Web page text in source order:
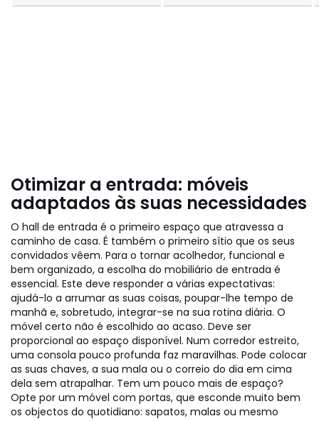
Otimizar a entrada: móveis
adaptados às suas necessidades
O hall de entrada é o primeiro espaço que atravessa a
caminho de casa. É também o primeiro sítio que os seus
convidados vêem. Para o tornar acolhedor, funcional e
bem organizado, a escolha do mobiliário de entrada é
essencial. Este deve responder a várias expectativas:
ajudá-lo a arrumar as suas coisas, poupar-lhe tempo de
manhã e, sobretudo, integrar-se na sua rotina diária. O
móvel certo não é escolhido ao acaso. Deve ser
proporcional ao espaço disponível. Num corredor estreito,
uma consola pouco profunda faz maravilhas. Pode colocar
as suas chaves, a sua mala ou o correio do dia em cima
dela sem atrapalhar. Tem um pouco mais de espaço?
Opte por um móvel com portas, que esconde muito bem
os objectos do quotidiano: sapatos, malas ou mesmo